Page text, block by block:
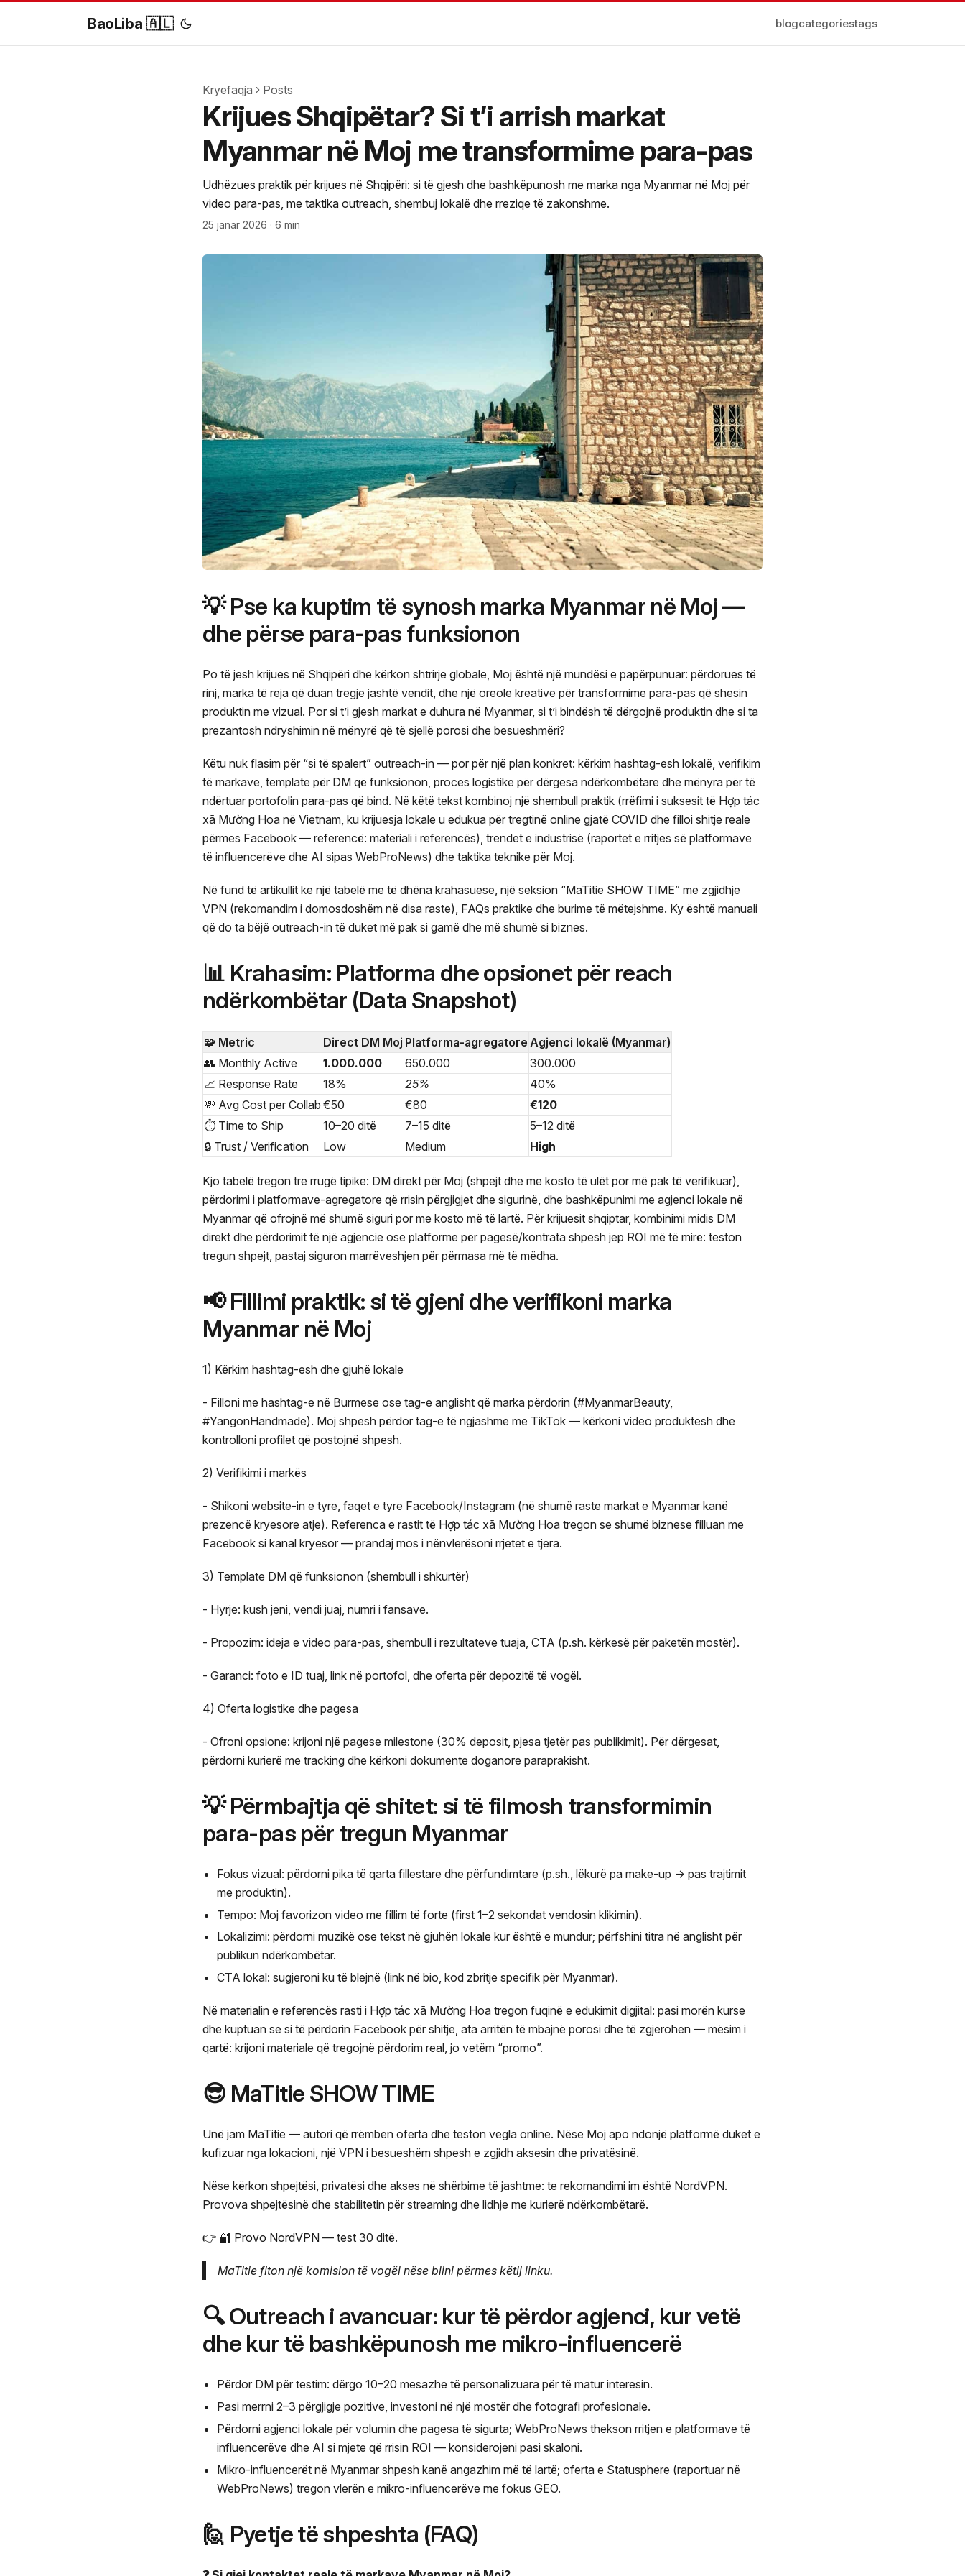
BaoLiba 🇦🇱 blogcategoriestags
Kryefaqja Posts
Krijues Shqipëtar? Si t’i arrish markat
Myanmar në Moj me transformime para-pas
Udhëzues praktik për krijues në Shqipëri: si të gjesh dhe bashkëpunosh me marka nga Myanmar në Moj për
video para-pas, me taktika outreach, shembuj lokalë dhe rreziqe të zakonshme.
25 janar 2026 · 6 min
💡 Pse ka kuptim të synosh marka Myanmar në Moj —
dhe përse para-pas funksionon
Po të jesh krijues në Shqipëri dhe kërkon shtrirje globale, Moj është një mundësi e papërpunuar: përdorues të
rinj, marka të reja që duan tregje jashtë vendit, dhe një oreole kreative për transformime para-pas që shesin
produktin me vizual. Por si t’i gjesh markat e duhura në Myanmar, si t’i bindësh të dërgojnë produktin dhe si ta
prezantosh ndryshimin në mënyrë që të sjellë porosi dhe besueshmëri?
Këtu nuk flasim për “si të spalert” outreach-in — por për një plan konkret: kërkim hashtag-esh lokalë, verifikim
të markave, template për DM që funksionon, proces logistike për dërgesa ndërkombëtare dhe mënyra për të
ndërtuar portofolin para-pas që bind. Në këtë tekst kombinoj një shembull praktik (rrëfimi i suksesit të Hợp tác
xã Mường Hoa në Vietnam, ku krijuesja lokale u edukua për tregtinë online gjatë COVID dhe filloi shitje reale
përmes Facebook — referencë: materiali i referencës), trendet e industrisë (raportet e rritjes së platformave
të influencerëve dhe AI sipas WebProNews) dhe taktika teknike për Moj.
Në fund të artikullit ke një tabelë me të dhëna krahasuese, një seksion “MaTitie SHOW TIME” me zgjidhje
VPN (rekomandim i domosdoshëm në disa raste), FAQs praktike dhe burime të mëtejshme. Ky është manuali
që do ta bëjë outreach-in të duket më pak si gamë dhe më shumë si biznes.
📊 Krahasim: Platforma dhe opsionet për reach
ndërkombëtar (Data Snapshot)
🧩 Metric Direct DM Moj Platforma-agregatore Agjenci lokalë (Myanmar)
👥 Monthly Active
1.000.000 650.000
300.000
📈 Response Rate
18% 25%
40%
💸 Avg Cost per Collab €50 €80
€120
⏱️ Time to Ship
10–20 ditë 7–15 ditë
5–12 ditë
🔒 Trust / Verification
Low Medium High
Kjo tabelë tregon tre rrugë tipike: DM direkt për Moj (shpejt dhe me kosto të ulët por më pak të verifikuar),
përdorimi i platformave-agregatore që rrisin përgjigjet dhe sigurinë, dhe bashkëpunimi me agjenci lokale në
Myanmar që ofrojnë më shumë siguri por me kosto më të lartë. Për krijuesit shqiptar, kombinimi midis DM
direkt dhe përdorimit të një agjencie ose platforme për pagesë/kontrata shpesh jep ROI më të mirë: teston
tregun shpejt, pastaj siguron marrëveshjen për përmasa më të mëdha.
📢 Fillimi praktik: si të gjeni dhe verifikoni marka
Myanmar në Moj
1) Kërkim hashtag-esh dhe gjuhë lokale
- Filloni me hashtag-e në Burmese ose tag-e anglisht që marka përdorin (#MyanmarBeauty,
#YangonHandmade). Moj shpesh përdor tag-e të ngjashme me TikTok — kërkoni video produktesh dhe
kontrolloni profilet që postojnë shpesh.
2) Verifikimi i markës
- Shikoni website-in e tyre, faqet e tyre Facebook/Instagram (në shumë raste markat e Myanmar kanë
prezencë kryesore atje). Referenca e rastit të Hợp tác xã Mường Hoa tregon se shumë biznese filluan me
Facebook si kanal kryesor — prandaj mos i nënvlerësoni rrjetet e tjera.
3) Template DM që funksionon (shembull i shkurtër)
- Hyrje: kush jeni, vendi juaj, numri i fansave.
- Propozim: ideja e video para-pas, shembull i rezultateve tuaja, CTA (p.sh. kërkesë për paketën mostër).
- Garanci: foto e ID tuaj, link në portofol, dhe oferta për depozitë të vogël.
4) Oferta logistike dhe pagesa
- Ofroni opsione: krijoni një pagese milestone (30% deposit, pjesa tjetër pas publikimit). Për dërgesat,
përdorni kurierë me tracking dhe kërkoni dokumente doganore paraprakisht.
💡 Përmbajtja që shitet: si të filmosh transformimin
para-pas për tregun Myanmar
Fokus vizual: përdorni pika të qarta fillestare dhe përfundimtare (p.sh., lëkurë pa make-up -> pas trajtimit
me produktin).
Tempo: Moj favorizon video me fillim të forte (first 1–2 sekondat vendosin klikimin).
Lokalizimi: përdorni muzikë ose tekst në gjuhën lokale kur është e mundur; përfshini titra në anglisht për
publikun ndërkombëtar.
CTA lokal: sugjeroni ku të blejnë (link në bio, kod zbritje specifik për Myanmar).
Në materialin e referencës rasti i Hợp tác xã Mường Hoa tregon fuqinë e edukimit digjital: pasi morën kurse
dhe kuptuan se si të përdorin Facebook për shitje, ata arritën të mbajnë porosi dhe të zgjerohen — mësim i
qartë: krijoni materiale që tregojnë përdorim real, jo vetëm “promo”.
😎 MaTitie SHOW TIME
Unë jam MaTitie — autori që rrëmben oferta dhe teston vegla online. Nëse Moj apo ndonjë platformë duket e
kufizuar nga lokacioni, një VPN i besueshëm shpesh e zgjidh aksesin dhe privatësinë.
Nëse kërkon shpejtësi, privatësi dhe akses në shërbime të jashtme: te rekomandimi im është NordVPN.
Provova shpejtësinë dhe stabilitetin për streaming dhe lidhje me kurierë ndërkombëtarë.
👉 🔐 Provo NordVPN — test 30 ditë.
MaTitie fiton një komision të vogël nëse blini përmes këtij linku.
🔍 Outreach i avancuar: kur të përdor agjenci, kur vetë
dhe kur të bashkëpunosh me mikro-influencerë
Përdor DM për testim: dërgo 10–20 mesazhe të personalizuara për të matur interesin.
Pasi merrni 2–3 përgjigje pozitive, investoni në një mostër dhe fotografi profesionale.
Përdorni agjenci lokale për volumin dhe pagesa të sigurta; WebProNews thekson rritjen e platformave të
influencerëve dhe AI si mjete që rrisin ROI — konsiderojeni pasi skaloni.
Mikro-influencerët në Myanmar shpesh kanë angazhim më të lartë; oferta e Statusphere (raportuar në
WebProNews) tregon vlerën e mikro-influencerëve me fokus GEO.
🙋 Pyetje të shpeshta (FAQ)